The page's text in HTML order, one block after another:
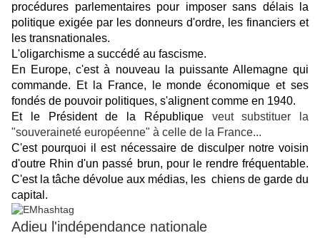
procédures parlementaires pour imposer sans délais la
politique exigée par les donneurs d'ordre, les financiers et
les transnationales.
L'oligarchisme a succédé au fascisme.
En Europe, c'est à nouveau la puissante Allemagne qui
commande. Et la France, le monde économique et ses
fondés de pouvoir politiques, s'alignent comme en 1940.
Et le Président de la République veut substituer la
"souveraineté européenne" à celle de la France...
C'est pourquoi il est nécessaire de disculper notre voisin
d'outre Rhin d'un passé brun, pour le rendre fréquentable.
C'est la tâche dévolue aux médias, les chiens de garde du
capital.
Adieu l'indépendance nationale